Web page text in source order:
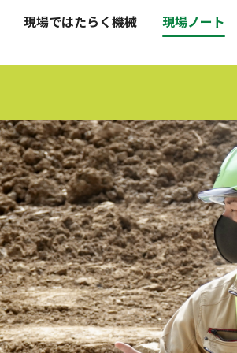
現場ではたらく機械
現場ノート